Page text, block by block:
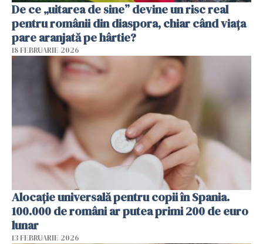
De ce „uitarea de sine” devine un risc real
pentru românii din diaspora, chiar când viața
pare aranjată pe hârtie?
18 FEBRUARIE 2026
Alocație universală pentru copii în Spania.
100.000 de români ar putea primi 200 de euro
lunar
13 FEBRUARIE 2026